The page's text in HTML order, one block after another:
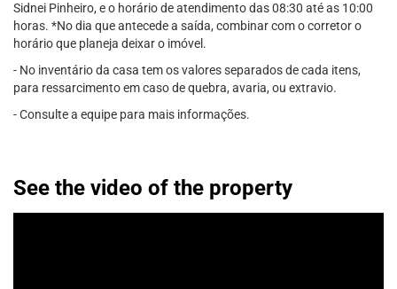
Sidnei Pinheiro, e o horário de atendimento das 08:30 até as 10:00
horas. *No dia que antecede a saída, combinar com o corretor o
horário que planeja deixar o imóvel.
- No inventário da casa tem os valores separados de cada itens,
para ressarcimento em caso de quebra, avaria, ou extravio.
- Consulte a equipe para mais informações.
See the video of the property